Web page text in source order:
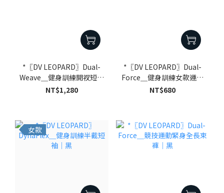
*〖DV LEOPARD〗Dual-
Weave＿健身訓練開衩短褲
｜黑
NT$1,280
*〖DV LEOPARD〗Dual-
Force＿健身訓練女款運動
四分褲｜黑
NT$680
女款